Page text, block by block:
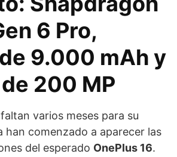
6 Pro,
9.000 mAh y
200 MP
varios meses para su
han comenzado a aparecer las
del esperado OnePlus 16.